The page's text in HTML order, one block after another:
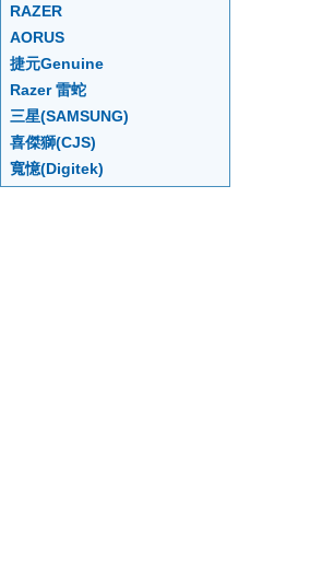
RAZER
AORUS
捷元Genuine
Razer 雷蛇
三星(SAMSUNG)
喜傑獅(CJS)
寬憶(Digitek)